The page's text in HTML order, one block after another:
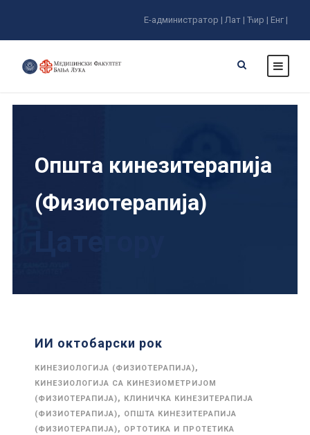
Е-администратор | Лат | Ћир | Енг |
Општа кинезитерапија
(Физиотерапија)
ИИ октобарски рок
КИНЕЗИОЛОГИЈА (ФИЗИОТЕРАПИЈА),
КИНЕЗИОЛОГИЈА СА КИНЕЗИОМЕТРИЈОМ
(ФИЗИОТЕРАПИЈА), КЛИНИЧКА КИНЕЗИТЕРАПИЈА
(ФИЗИОТЕРАПИЈА), ОПШТА КИНЕЗИТЕРАПИЈА
(ФИЗИОТЕРАПИЈА), ОРТОТИКА И ПРОТЕТИКА